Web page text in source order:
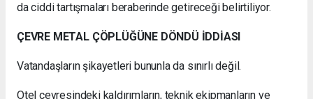
da ciddi tartışmaları beraberinde getireceği belirtiliyor.
ÇEVRE METAL ÇÖPLÜĞÜNE DÖNDÜ İDDİASI
Vatandaşların şikayetleri bununla da sınırlı değil.
Otel çevresindeki kaldırımların, teknik ekipmanların ve